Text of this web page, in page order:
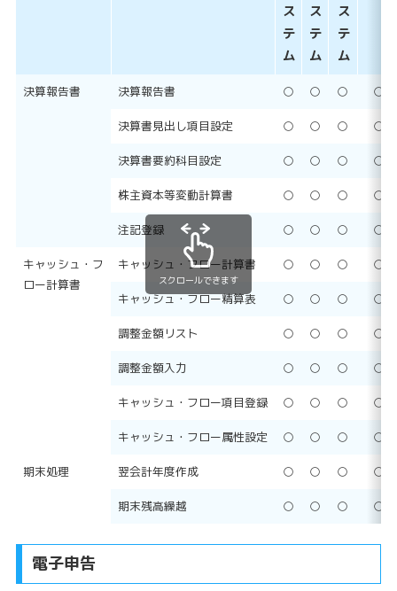
ス
テ
ム
ス
テ
ム
ス
テ
ム
決算報告書 決算報告書 ○ ○ ○ ○
決算書見出し項目設定 ○ ○ ○ ○
決算書要約科目設定 ○ ○ ○ ○
株主資本等変動計算書 ○ ○ ○ ○
注記登録 ○ ○ ○ ○
キャッシュ・フ
ロー計算書
キャッシュ・フロー計算書 ○ ○ ○ ○
キャッシュ・フロー精算表 ○ ○ ○ ○
調整金額リスト ○ ○ ○ ○
調整金額入力 ○ ○ ○ ○
キャッシュ・フロー項目登録 ○ ○ ○ ○
キャッシュ・フロー属性設定 ○ ○ ○ ○
期末処理 翌会計年度作成 ○ ○ ○ ○
期末残高繰越 ○ ○ ○ ○
スクロールできます
電子申告